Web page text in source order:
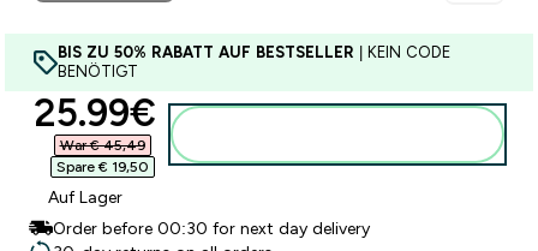
BIS ZU 50% RABATT AUF BESTSELLER | KEIN CODE
BENÖTIGT
discounted price
25.99€‎
War € 45,49‎
Spare € 19,50‎
Auf Lager
Order before 00:30 for next day delivery